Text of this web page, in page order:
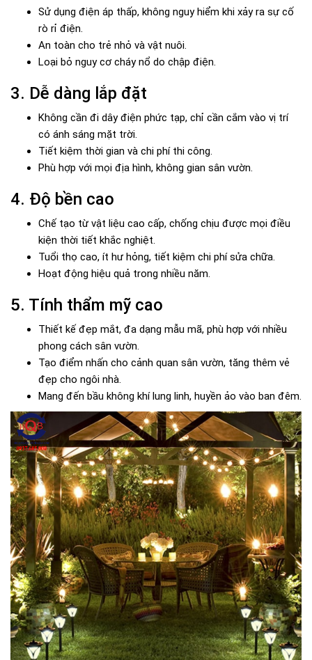
Sử dụng điện áp thấp, không nguy hiểm khi xảy ra sự cố
rò rỉ điện.
An toàn cho trẻ nhỏ và vật nuôi.
Loại bỏ nguy cơ cháy nổ do chập điện.
3. Dễ dàng lắp đặt
Không cần đi dây điện phức tạp, chỉ cần cắm vào vị trí
có ánh sáng mặt trời.
Tiết kiệm thời gian và chi phí thi công.
Phù hợp với mọi địa hình, không gian sân vườn.
4. Độ bền cao
Chế tạo từ vật liệu cao cấp, chống chịu được mọi điều
kiện thời tiết khắc nghiệt.
Tuổi thọ cao, ít hư hỏng, tiết kiệm chi phí sửa chữa.
Hoạt động hiệu quả trong nhiều năm.
5. Tính thẩm mỹ cao
Thiết kế đẹp mắt, đa dạng mẫu mã, phù hợp với nhiều
phong cách sân vườn.
Tạo điểm nhấn cho cảnh quan sân vườn, tăng thêm vẻ
đẹp cho ngôi nhà.
Mang đến bầu không khí lung linh, huyền ảo vào ban đêm.